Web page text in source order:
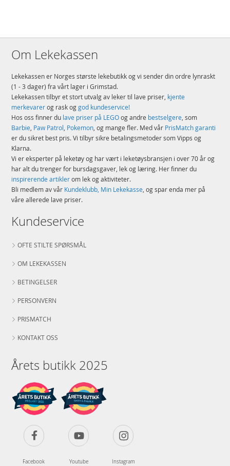
Om Lekekassen
Lekekassen er Norges største lekebutikk og vi sender din ordre lynraskt
(1 - 3 dager) fra vårt lager i Grimstad.
Lekekassen tilbyr et stort utvalg av leker til lave priser, kjente
merkevarerog rask oggod kundeservice!
Hos oss finner du lave priser på LEGOog andre bestselgere, som
Barbie, Paw Patrol, Pokemon, og mange fler. Med vår PrisMatch garanti
er du sikret best pris. Vi tilbyr sikre betalingsmetoder som Vipps og
Klarna.
Vi er eksperter på leketøy og har vært i leketøysbransjen i over 70 år og
har alt du trenger for bursdagsgaver, lek og læring. Her finner du
inspirerende artiklerom lek og aktiviteter.
Bli medlem av vår Kundeklubb, Min Lekekasse, og spar enda mer på
våre allerede lave priser.
Kundeservice
OFTE STILTE SPØRSMÅL
OM LEKEKASSEN
BETINGELSER
PERSONVERN
PRISMATCH
KONTAKT OSS
Årets butikk 2025
Facebook Youtube Instagram